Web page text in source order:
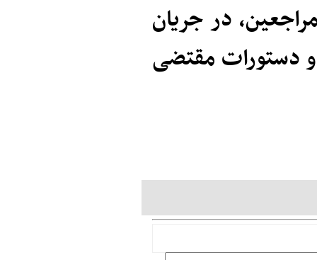
در جریان
و دستورات مقتضی